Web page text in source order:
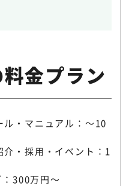
金プラン
・マニュアル：～10
・採用・イベント：1
300万円～